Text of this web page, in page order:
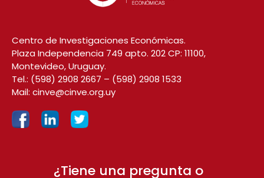
Centro de Investigaciones Económicas.
Plaza Independencia 749 apto. 202 CP: 11100,
Montevideo, Uruguay.
Tel.: (598) 2908 2667 – (598) 2908 1533
Mail: cinve@cinve.org.uy
¿Tiene una pregunta o